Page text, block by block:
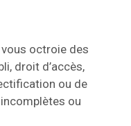
octroie des
droit d’accès,
ou de
ou